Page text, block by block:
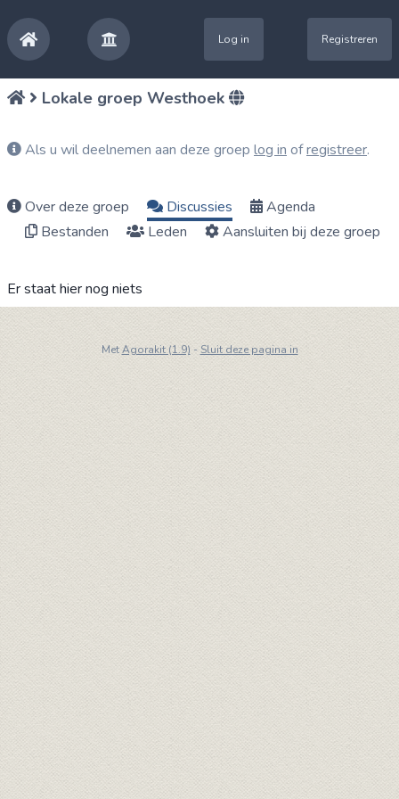
Log in Registreren
Lokale groep Westhoek
Als u wil deelnemen aan deze groep log in ofregistreer.
Over deze groep Discussies
Agenda
Bestanden
Leden Aansluiten bij deze groep
Er staat hier nog niets
MetAgorakit (1.9) -Sluit deze pagina in